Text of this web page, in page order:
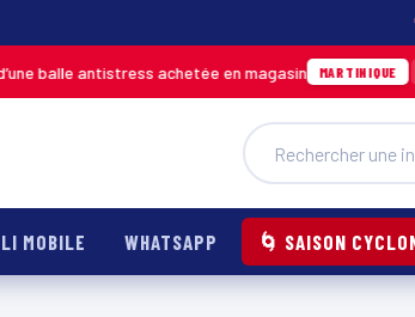
achetée en magasin MARTINIQUE Hier · 21h54
MOBILE WHATSAPP 🌀 SAISON